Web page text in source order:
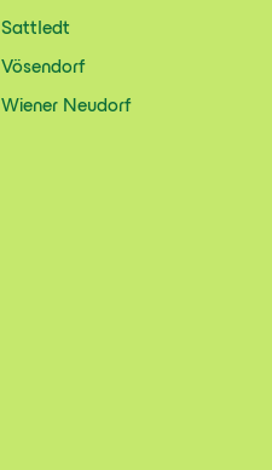
Sattledt
Vösendorf
Wiener Neudorf